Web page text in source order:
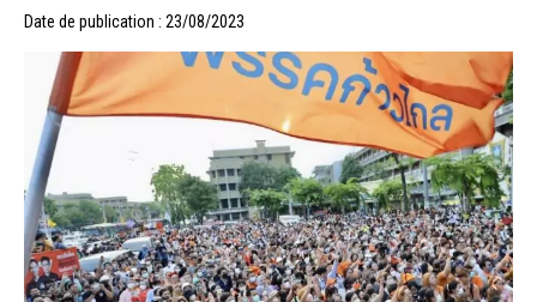
Date de publication : 23/08/2023